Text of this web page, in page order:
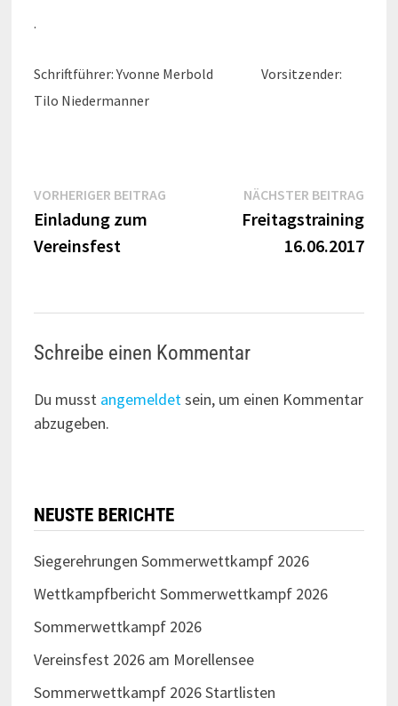
.
Schriftführer: Yvonne Merbold Vorsitzender:
Tilo Niedermanner
Beitragsnavigation
VORHERIGER BEITRAGVorheriger
Einladung zum
Vereinsfest
NÄCHSTER BEITRAG
Freitagstraining
16.06.2017
Schreibe einen Kommentar
Du musst angemeldetsein, um einen Kommentar
abzugeben.
NEUSTE BERICHTE
Siegerehrungen Sommerwettkampf 2026
Wettkampfbericht Sommerwettkampf 2026
Sommerwettkampf 2026
Vereinsfest 2026 am Morellensee
Sommerwettkampf 2026 Startlisten